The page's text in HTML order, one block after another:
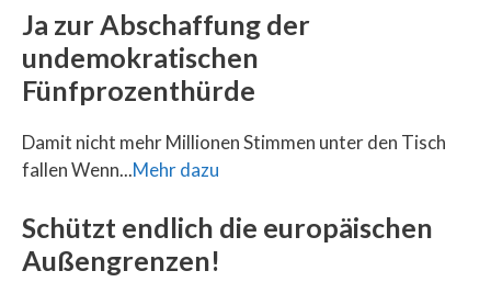
Ja zur Abschaffung der
undemokratischen
Fünfprozenthürde
Damit nicht mehr Millionen Stimmen unter den Tisch
fallen Wenn...Mehr dazu
Schützt endlich die europäischen
Außengrenzen!